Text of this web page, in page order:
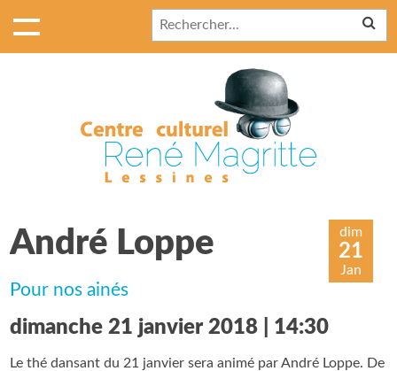
André Loppe dim
21
Jan
Pour nos ainés
dimanche 21 janvier 2018 | 14:30
Le thé dansant du 21 janvier sera animé par André Loppe. De